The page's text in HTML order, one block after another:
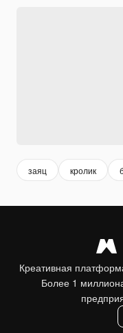
заяц кролик
Креативная
Более 1